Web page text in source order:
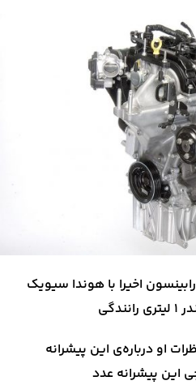
اخیرا با هوندا سیویک
او درباره‌ی این پیشرانه
این پیشرانه عدد